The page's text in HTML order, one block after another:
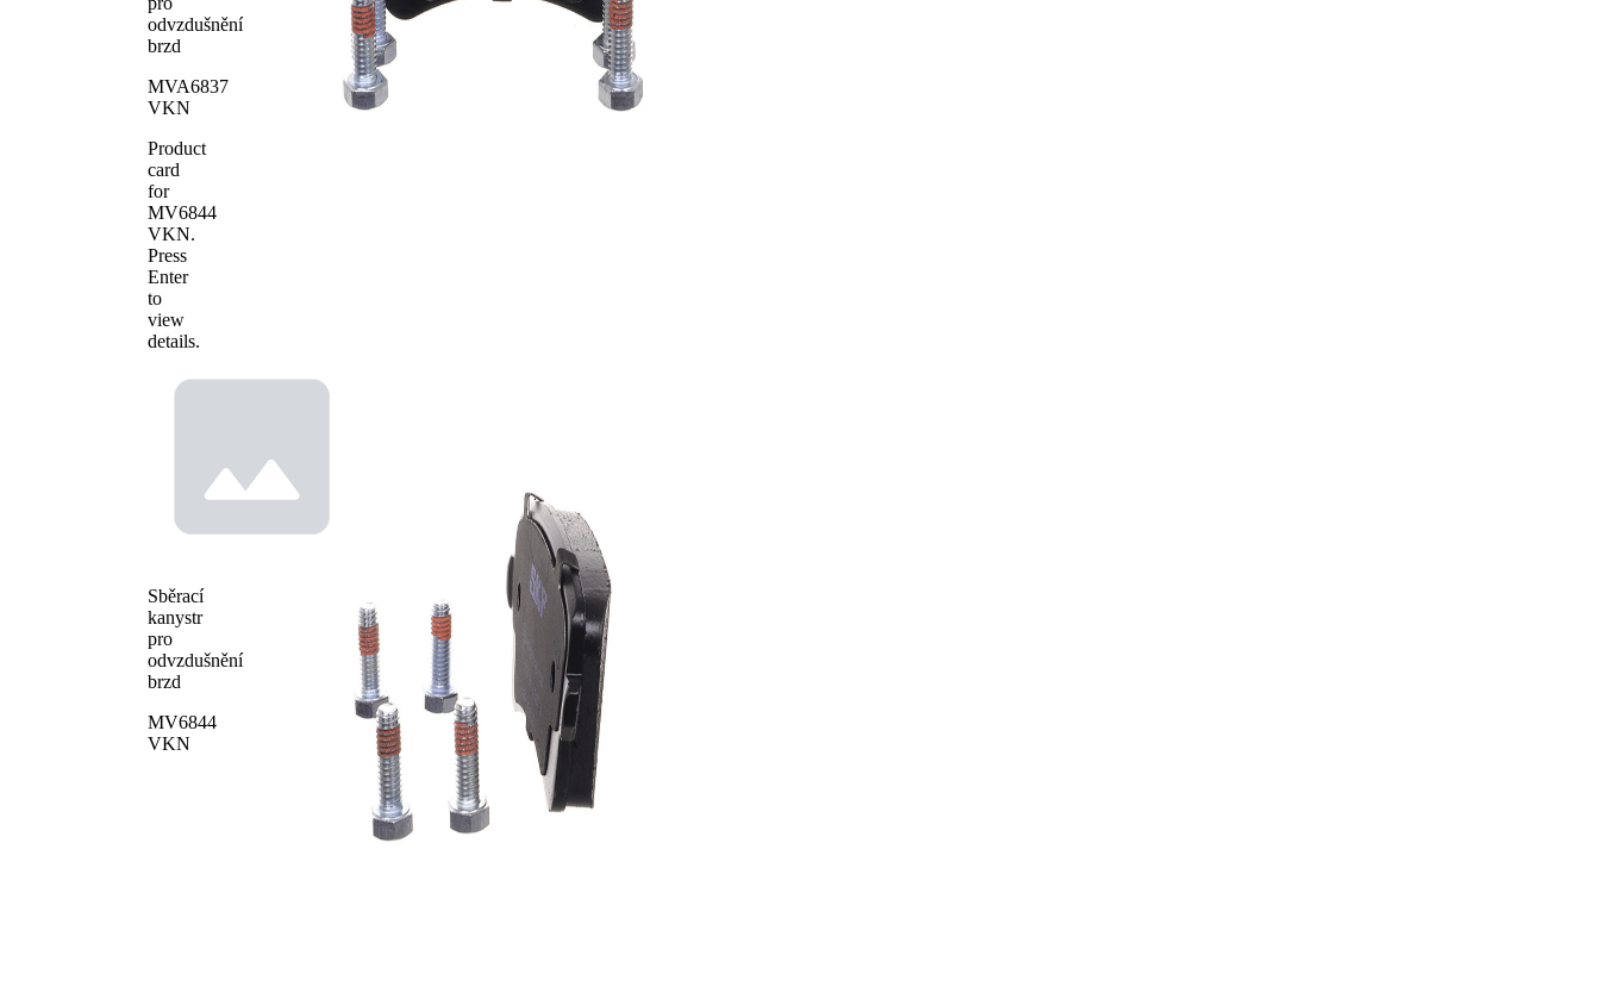
Počet
obložení
odvzdušnění
brzd
MVA6837
VKN
Product
card
for
MV6844
VKN.
Press
Enter
to
view
details.
Sběrací
kanystr
pro
odvzdušnění
brzd
MV6844
VKN